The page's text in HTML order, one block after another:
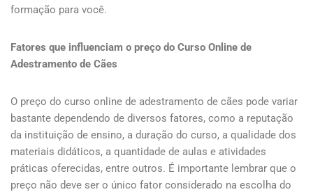
formação para você.
Fatores que influenciam o preço do Curso Online de
Adestramento de Cães
O preço do curso online de adestramento de cães pode variar
bastante dependendo de diversos fatores, como a reputação
da instituição de ensino, a duração do curso, a qualidade dos
materiais didáticos, a quantidade de aulas e atividades
práticas oferecidas, entre outros. É importante lembrar que o
preço não deve ser o único fator considerado na escolha do